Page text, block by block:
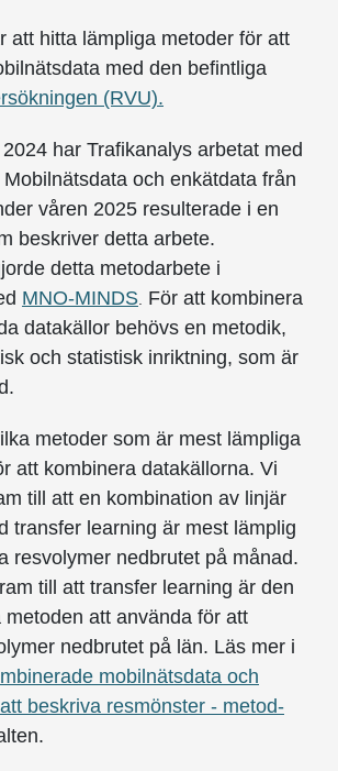
att hitta lämpliga metoder för att
med den befintliga
(RVU).
har Trafikanalys arbetat med
och enkätdata från
våren 2025 resulterade i en
beskriver detta arbete.
detta metodarbete i
MNO-MINDS För att kombinera
datakällor behövs en metodik,
och statistisk inriktning, som är
metoder som är mest lämpliga
att kombinera datakällorna. Vi
till att en kombination av linjär
transfer learning är mest lämplig
resvolymer nedbrutet på månad.
till att transfer learning är den
metoden att använda för att
nedbrutet på län. Läs mer i
mobilnätsdata och
beskriva resmönster - metod-